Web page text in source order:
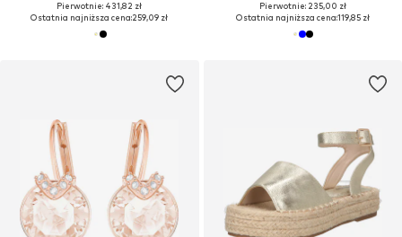
Pierwotnie: 431,82 zł
Ostatnia najniższa cena:259,09 zł
Pierwotnie: 235,00 zł
Ostatnia najniższa cena:119,85 zł